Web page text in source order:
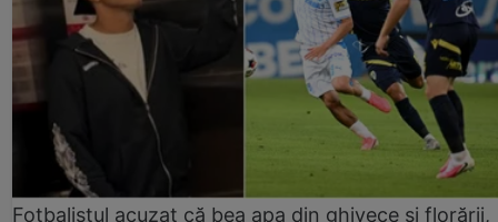
Fotbalistul acuzat că bea apa din ghivece și florării,